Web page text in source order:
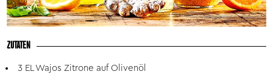
ZUTATEN
3 EL Wajos Zitrone auf Olivenöl